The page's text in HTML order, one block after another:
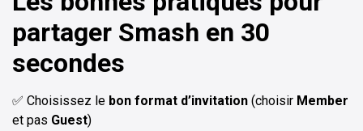
partager Smash en 30
secondes
✅ Choisissez le bon format d’invitation (choisir Member
et pas Guest)